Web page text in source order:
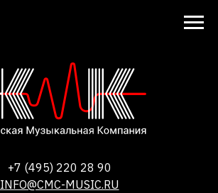
+7 (495) 220 28 90
INFO@CMC-MUSIC.RU